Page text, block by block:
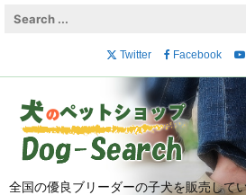
全国の優良ブリーダーの子犬を販売してい
Twitter Facebook